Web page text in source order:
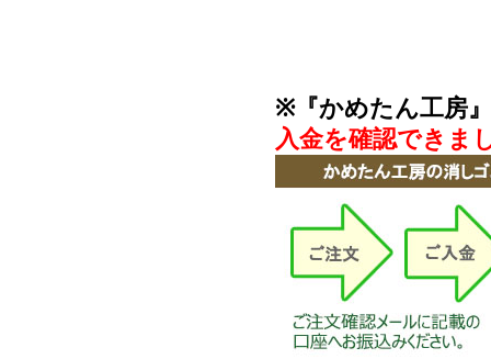
※『かめたん工房
入金を確認できま